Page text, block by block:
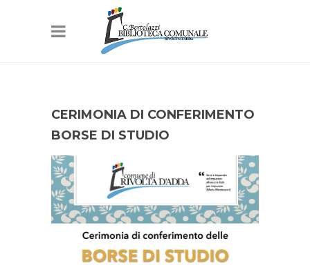
CERIMONIA DI CONFERIMENTO
BORSE DI STUDIO